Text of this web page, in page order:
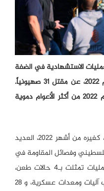
الاستشهادية في الضفة
الغربية والأراضي المحتلة خلال عام 2022، عن مقتل 31 صهيونياً.
وهذا المعدل من الخسائر جعل عام 2022 من أكثر الأعوام دموية
وشهد شهر تشرين الثاني \ نوفمبر، كغيره من أشهر 2022، العديد
وفصائل المقاومة في
الضفة الغربية والأراضي المحتلة. عمليات تمثلت بـ4 حالات طعن،
وحالتي دهس، و 54 هجوماً وإعطاب آليات ومعدات عسكرية، و 28